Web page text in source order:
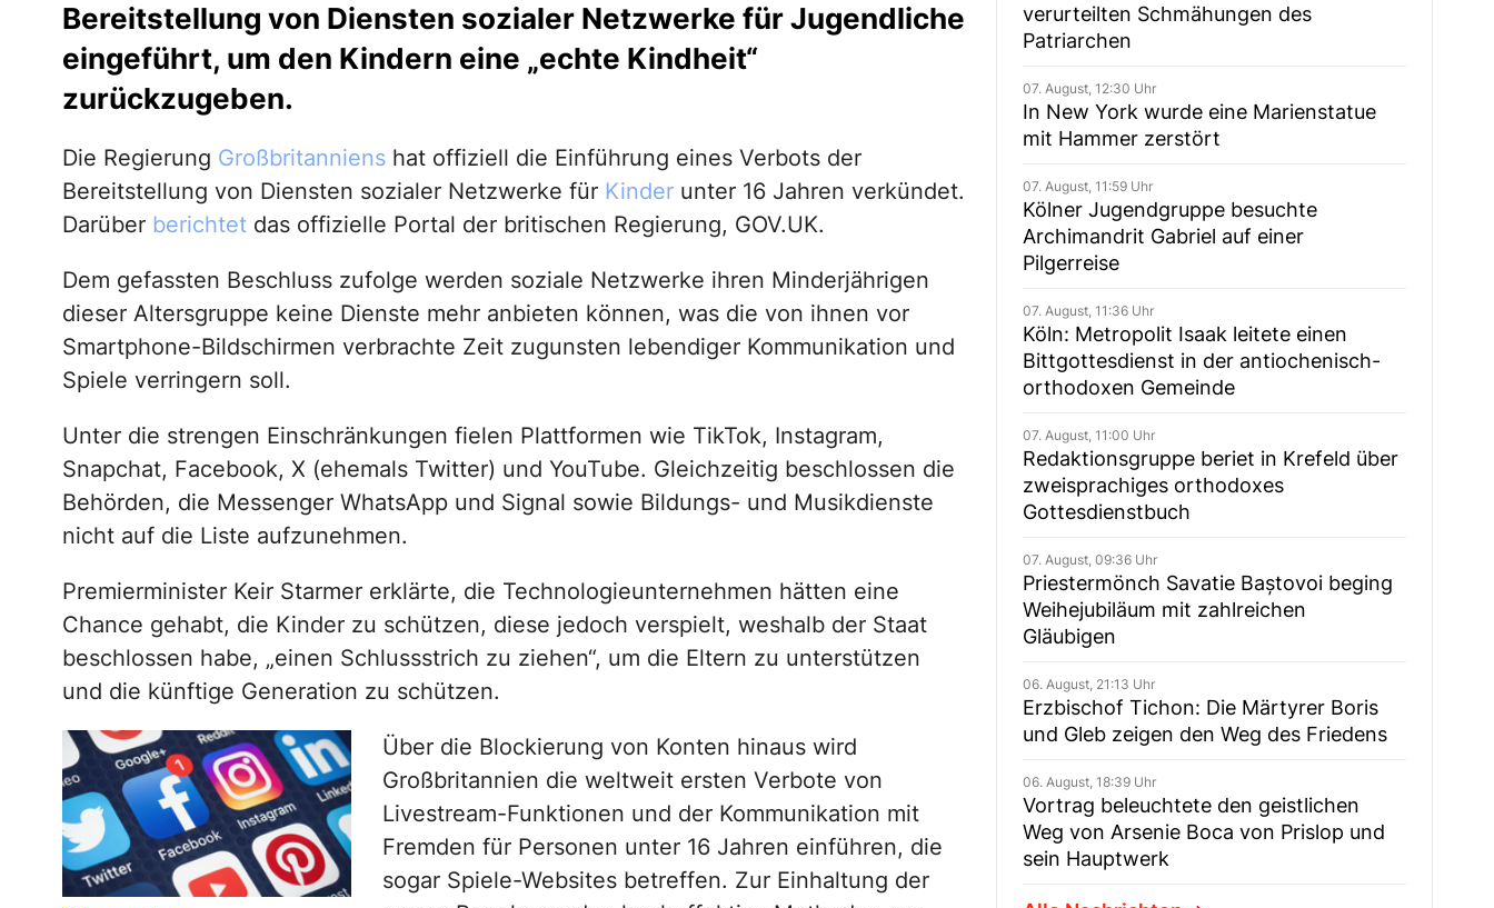
Bereitstellung von Diensten sozialer Netzwerke für Jugendliche
eingeführt, um den Kindern eine „echte Kindheit“
zurückzugeben.
Die Regierung Großbritannienshat offiziell die Einführung eines Verbots der
Bereitstellung von Diensten sozialer Netzwerke für Kinderunter 16 Jahren verkündet.
Darüber berichtet das offizielle Portal der britischen Regierung, GOV.UK.
Dem gefassten Beschluss zufolge werden soziale Netzwerke ihren Minderjährigen
dieser Altersgruppe keine Dienste mehr anbieten können, was die von ihnen vor
Smartphone-Bildschirmen verbrachte Zeit zugunsten lebendiger Kommunikation und
Spiele verringern soll.
Unter die strengen Einschränkungen fielen Plattformen wie TikTok, Instagram,
Snapchat, Facebook, X (ehemals Twitter) und YouTube. Gleichzeitig beschlossen die
Behörden, die Messenger WhatsApp und Signal sowie Bildungs- und Musikdienste
nicht auf die Liste aufzunehmen.
Premierminister Keir Starmer erklärte, die Technologieunternehmen hätten eine
Chance gehabt, die Kinder zu schützen, diese jedoch verspielt, weshalb der Staat
beschlossen habe, „einen Schlussstrich zu ziehen“, um die Eltern zu unterstützen
und die künftige Generation zu schützen.
Über die Blockierung von Konten hinaus wird
Großbritannien die weltweit ersten Verbote von
Livestream-Funktionen und der Kommunikation mit
Fremden für Personen unter 16 Jahren einführen, die
sogar Spiele-Websites betreffen. Zur Einhaltung der
verurteilten Schmähungen des
Patriarchen
07. August, 12:30 Uhr
In New York wurde eine Marienstatue
mit Hammer zerstört
07. August, 11:59 Uhr
Kölner Jugendgruppe besuchte
Archimandrit Gabriel auf einer
Pilgerreise
07. August, 11:36 Uhr
Köln: Metropolit Isaak leitete einen
Bittgottesdienst in der antiochenisch-
orthodoxen Gemeinde
07. August, 11:00 Uhr
Redaktionsgruppe beriet in Krefeld über
zweisprachiges orthodoxes
Gottesdienstbuch
07. August, 09:36 Uhr
Priestermönch Savatie Baștovoi beging
Weihejubiläum mit zahlreichen
Gläubigen
06. August, 21:13 Uhr
Erzbischof Tichon: Die Märtyrer Boris
und Gleb zeigen den Weg des Friedens
06. August, 18:39 Uhr
Vortrag beleuchtete den geistlichen
Weg von Arsenie Boca von Prislop und
sein Hauptwerk